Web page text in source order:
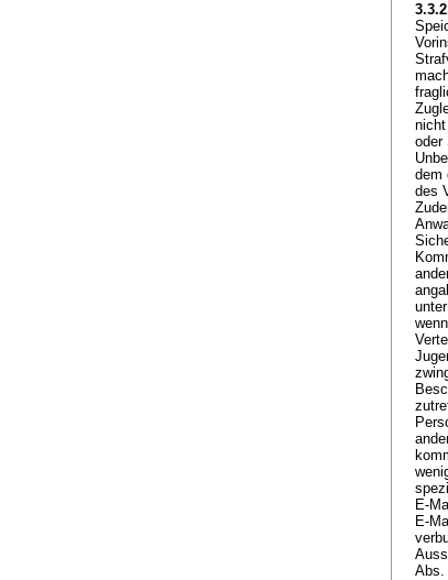
oder
dem
des
E-
E-
Abs.